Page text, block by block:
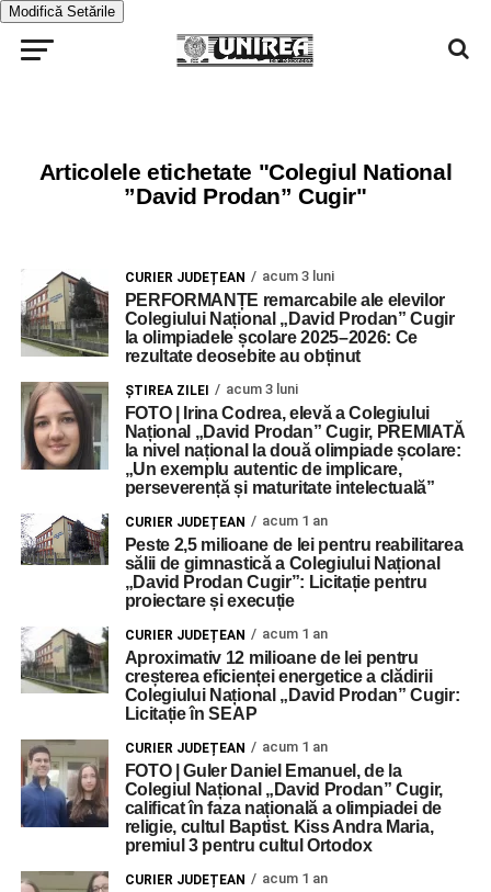
Modifică Setările
Articolele etichetate "Colegiul National
”David Prodan” Cugir"
CURIER JUDEȚEAN acum 3 luni
PERFORMANȚE remarcabile ale elevilor
Colegiului Național „David Prodan” Cugir
la olimpiadele școlare 2025–2026: Ce
rezultate deosebite au obținut
ŞTIREA ZILEI acum 3 luni
FOTO | Irina Codrea, elevă a Colegiului
Național „David Prodan” Cugir, PREMIATĂ
la nivel național la două olimpiade școlare:
„Un exemplu autentic de implicare,
perseverență și maturitate intelectuală”
CURIER JUDEȚEAN acum 1 an
Peste 2,5 milioane de lei pentru reabilitarea
sălii de gimnastică a Colegiului Național
„David Prodan Cugir”: Licitație pentru
proiectare și execuție
CURIER JUDEȚEAN acum 1 an
Aproximativ 12 milioane de lei pentru
creșterea eficienței energetice a clădirii
Colegiului Național „David Prodan” Cugir:
Licitație în SEAP
CURIER JUDEȚEAN acum 1 an
FOTO | Guler Daniel Emanuel, de la
Colegiul Național „David Prodan” Cugir,
calificat în faza națională a olimpiadei de
religie, cultul Baptist. Kiss Andra Maria,
premiul 3 pentru cultul Ortodox
CURIER JUDEȚEAN acum 1 an